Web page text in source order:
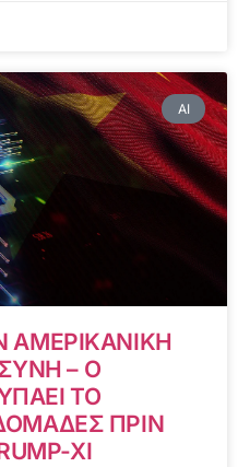
AI
ΑΜΕΡΙΚΑΝΙΚΗ
– Ο
ΤΟ
ΠΡΙΝ
XI